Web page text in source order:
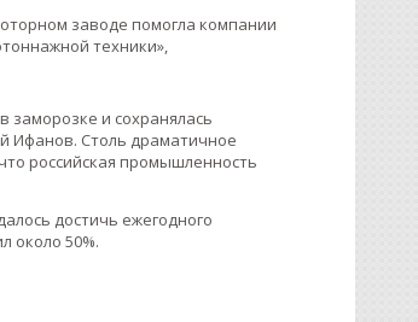
заводе помогла компании
техники»,
заморозке и сохранялась
Ифанов. Столь драматичное
российская промышленность
достичь ежегодного
около 50%.